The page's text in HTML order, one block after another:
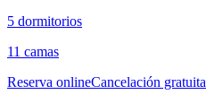
5 dormitorios
11 camas
Reserva onlineCancelación gratuita